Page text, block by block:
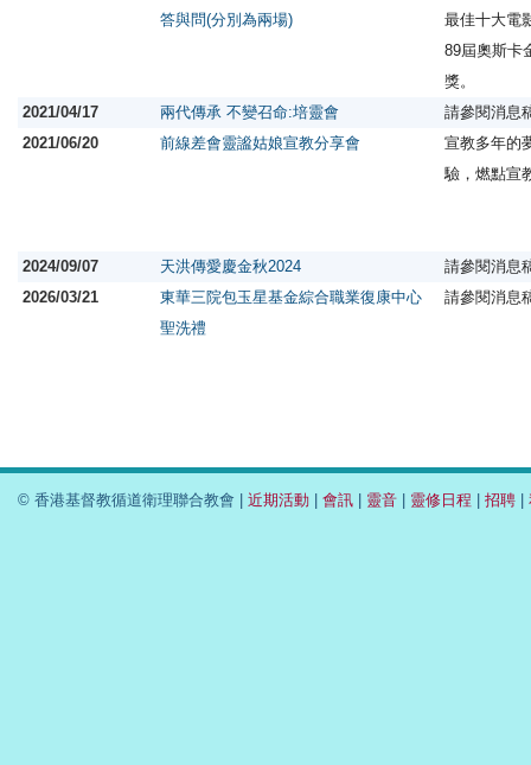
答與問(分別為兩場)
最佳十大電
89屆奧斯卡
獎。
2021/04/17
兩代傳承 不變召命:培靈會
請參閱消息
2021/06/20
前線差會靈謐姑娘宣教分享會
宣教多年的
驗，燃點宣
2024/09/07 天洪傳愛慶金秋2024
請參閱消息
2026/03/21
東華三院包玉星基金綜合職業復康中心
聖洗禮
請參閱消息
© 香港基督教循道衛理聯合教會 | 近期活動 | 會訊 | 靈音 | 靈修日程 | 招聘 |